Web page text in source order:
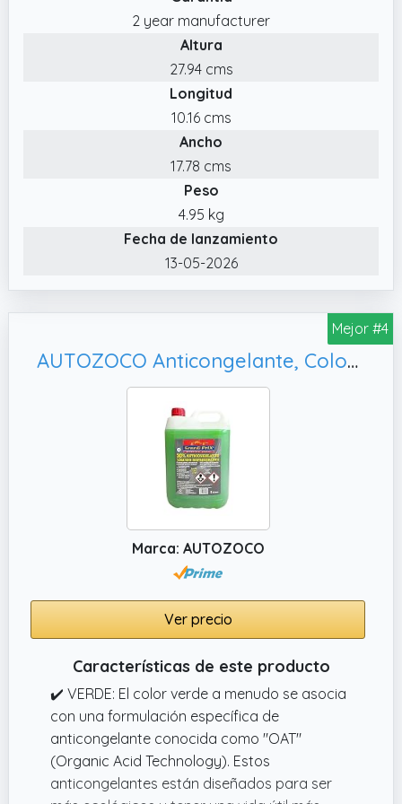
2 year manufacturer
Altura
27.94 cms
Longitud
10.16 cms
Ancho
17.78 cms
Peso
4.95 kg
Fecha de lanzamiento
13-05-2026
Mejor #4
AUTOZOCO Anticongelante, Color Verde
Marca: AUTOZOCO
Ver precio
Características de este producto
✔️ VERDE: El color verde a menudo se asocia
con una formulación específica de
anticongelante conocida como "OAT"
(Organic Acid Technology). Estos
anticongelantes están diseñados para ser